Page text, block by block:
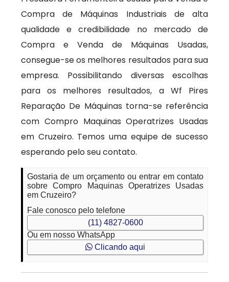
Compra de Máquinas Industriais de alta
qualidade e credibilidade no mercado de
Compra e Venda de Máquinas Usadas,
consegue-se os melhores resultados para sua
empresa. Possibilitando diversas escolhas
para os melhores resultados, a Wf Pires
Reparação De Máquinas torna-se referência
com Compro Maquinas Operatrizes Usadas
em Cruzeiro. Temos uma equipe de sucesso
esperando pelo seu contato.
Gostaria de um orçamento ou entrar em contato
sobre Compro Maquinas Operatrizes Usadas
em Cruzeiro?
Fale conosco pelo telefone
(11) 4827-0600
Ou em nosso WhatsApp
Clicando aqui